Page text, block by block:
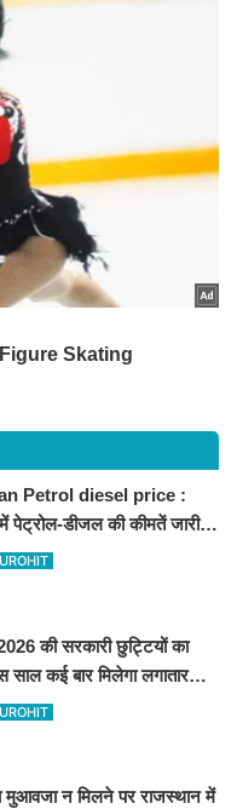
Petrol diesel price :
पेट्रोल-डीजल की कीमतें जारी,
समेत पुरे प्रदेश में नए रेट
की सरकारी छुट्टियों का
कई बार मिलेगा लगातार
मुआवजा न मिलने पर राजस्थान में